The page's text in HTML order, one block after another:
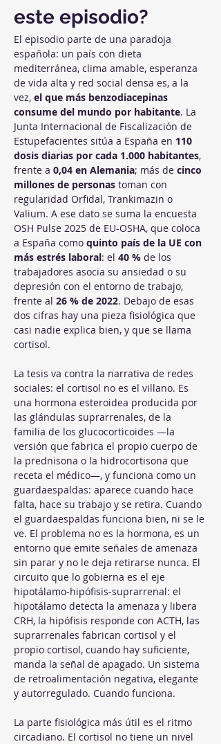
este episodio?
El episodio parte de una paradoja
española: un país con dieta
mediterránea, clima amable, esperanza
de vida alta y red social densa es, a la
vez, el que más benzodiacepinas
consume del mundo por habitante. La
Junta Internacional de Fiscalización de
Estupefacientes sitúa a España en 110
dosis diarias por cada 1.000 habitantes,
frente a 0,04 en Alemania; más de cinco
millones de personas toman con
regularidad Orfidal, Trankimazin o
Valium. A ese dato se suma la encuesta
OSH Pulse 2025 de EU-OSHA, que coloca
a España como quinto país de la UE con
más estrés laboral: el 40 % de los
trabajadores asocia su ansiedad o su
depresión con el entorno de trabajo,
frente al 26 % de 2022. Debajo de esas
dos cifras hay una pieza fisiológica que
casi nadie explica bien, y que se llama
cortisol.
La tesis va contra la narrativa de redes
sociales: el cortisol no es el villano. Es
una hormona esteroidea producida por
las glándulas suprarrenales, de la
familia de los glucocorticoides —la
versión que fabrica el propio cuerpo de
la prednisona o la hidrocortisona que
receta el médico—, y funciona como un
guardaespaldas: aparece cuando hace
falta, hace su trabajo y se retira. Cuando
el guardaespaldas funciona bien, ni se le
ve. El problema no es la hormona, es un
entorno que emite señales de amenaza
sin parar y no le deja retirarse nunca. El
circuito que lo gobierna es el eje
hipotálamo-hipófisis-suprarrenal: el
hipotálamo detecta la amenaza y libera
CRH, la hipófisis responde con ACTH, las
suprarrenales fabrican cortisol y el
propio cortisol, cuando hay suficiente,
manda la señal de apagado. Un sistema
de retroalimentación negativa, elegante
y autorregulado. Cuando funciona.
La parte fisiológica más útil es el ritmo
circadiano. El cortisol no tiene un nivel